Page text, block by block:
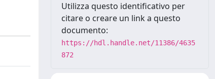
Utilizza questo identificativo per
citare o creare un link a questo
documento:
https://hdl.handle.net/11386/4635
872